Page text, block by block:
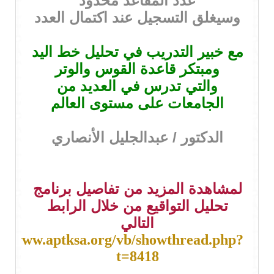
وسيغلق التسجيل عند اكتمال العدد
مع خبير التدريب في تحليل خط اليد
ومبتكر قاعدة القوس والوتر
والتي تدرس في العديد من
الجامعات على مستوى العالم
الدكتور / عبدالجليل الأنصاري
لمشاهدة المزيد من تفاصيل برنامج
تحليل التواقيع من خلال الرابط
التالي
www.aptksa.org/vb/showthread.php?
t=8418